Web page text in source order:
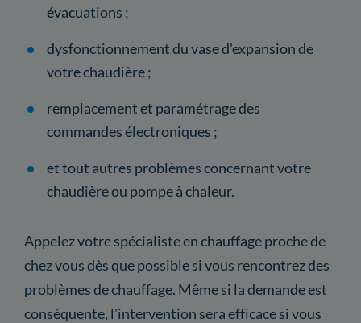
évacuations ;
dysfonctionnement du vase d'expansion de
votre chaudière ;
remplacement et paramétrage des
commandes électroniques ;
et tout autres problèmes concernant votre
chaudière ou pompe à chaleur.
Appelez votre spécialiste en chauffage proche de
chez vous dès que possible si vous rencontrez des
problèmes de chauffage. Même si la demande est
conséquente, l'intervention sera efficace si vous